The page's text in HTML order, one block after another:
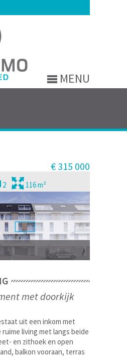
MENU
€ 315 000
2 116 m²
met doorkijk
uit een inkom met
living met langs beide
en zithoek en open
balkon vooraan, terras